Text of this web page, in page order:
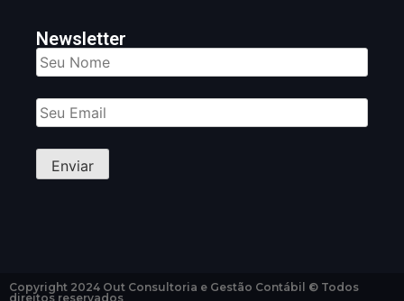
Newsletter
Copyright 2024 Out Consultoria e Gestão Contábil © Todos
direitos reservados